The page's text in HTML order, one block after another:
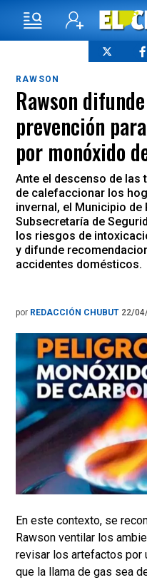
RAWSON
Rawson
prevención
por monóxido
Ante el descenso de las
de calefaccionar los
invernal, el Municipio de
Subsecretaría de
los riesgos de
y difunde
accidentes domésticos.
por REDACCIÓN CHUBUT 22/
En este contexto, se
Rawson ventilar los
revisar los artefactos por
que la llama de gas sea